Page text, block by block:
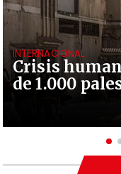
Crisis
de 1.000
INTERNACIONAL